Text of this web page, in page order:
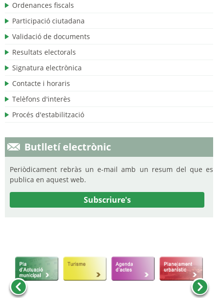
Ordenances fiscals
Participació ciutadana
Validació de documents
Resultats electorals
Signatura electrònica
Contacte i horaris
Telèfons d'interès
Procés d'estabilització
Butlletí electrònic
Periòdicament rebràs un e-mail amb un resum del que es
publica en aquest web.
Subscriure's